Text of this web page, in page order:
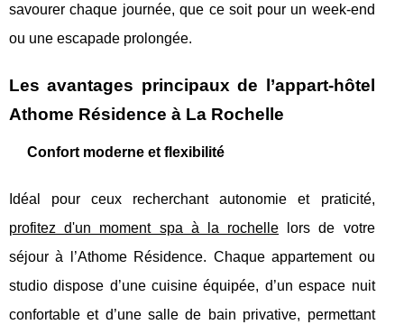
savourer chaque journée, que ce soit pour un week-end
ou une escapade prolongée.
Les avantages principaux de l’appart-hôtel
Athome Résidence à La Rochelle
Confort moderne et flexibilité
Idéal pour ceux recherchant autonomie et praticité,
profitez d'un moment spa à la rochelle lors de votre
séjour à l’Athome Résidence. Chaque appartement ou
studio dispose d’une cuisine équipée, d’un espace nuit
confortable et d’une salle de bain privative, permettant